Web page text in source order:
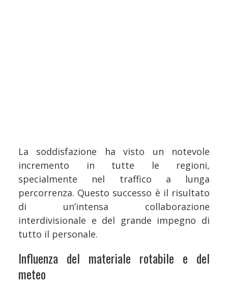
La soddisfazione ha visto un notevole
incremento in tutte le regioni,
specialmente nel traffico a lunga
percorrenza. Questo successo è il risultato
di un’intensa collaborazione
interdivisionale e del grande impegno di
tutto il personale.
Influenza del materiale rotabile e del
meteo